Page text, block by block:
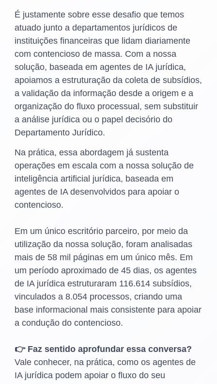
É justamente sobre esse desafio que temos
atuado junto a departamentos jurídicos de
instituições financeiras que lidam diariamente
com contencioso de massa. Com a nossa
solução, baseada em agentes de IA jurídica,
apoiamos a estruturação da coleta de subsídios,
a validação da informação desde a origem e a
organização do fluxo processual, sem substituir
a análise jurídica ou o papel decisório do
Departamento Jurídico.
Na prática, essa abordagem já sustenta
operações em escala com a nossa solução de
inteligência artificial jurídica, baseada em
agentes de IA desenvolvidos para apoiar o
contencioso.
Em um único escritório parceiro, por meio da
utilização da nossa solução, foram analisadas
mais de 58 mil páginas em um único mês. Em
um período aproximado de 45 dias, os agentes
de IA jurídica estruturaram 116.614 subsídios,
vinculados a 8.054 processos, criando uma
base informacional mais consistente para apoiar
a condução do contencioso.
👉 Faz sentido aprofundar essa conversa?
Vale conhecer, na prática, como os agentes de
IA jurídica podem apoiar o fluxo do seu